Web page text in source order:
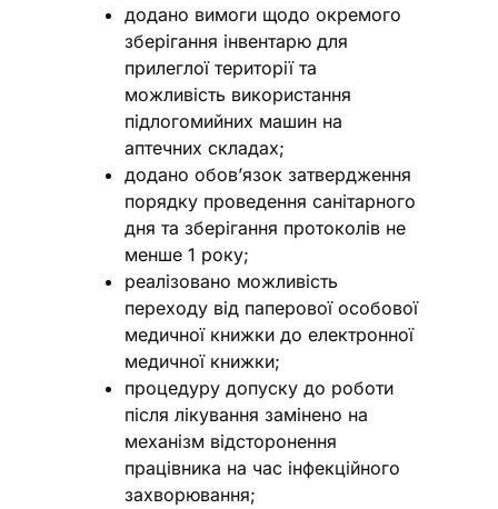
додано вимоги щодо окремого
зберігання інвентарю для
прилеглої території та
можливість використання
підлогомийних машин на
аптечних складах;
додано обов’язок затвердження
порядку проведення санітарного
дня та зберігання протоколів не
менше 1 року;
реалізовано можливість
переходу від паперової особової
медичної книжки до електронної
медичної книжки;
процедуру допуску до роботи
після лікування замінено на
механізм відсторонення
працівника на час інфекційного
захворювання;